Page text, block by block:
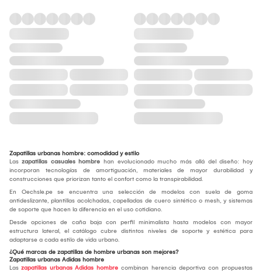
Zapatillas urbanas hombre: comodidad y estilo
Las zapatillas casuales hombre han evolucionado mucho más allá del diseño: hoy
incorporan tecnologías de amortiguación, materiales de mayor durabilidad y
construcciones que priorizan tanto el confort como la transpirabilidad.
En Oechsle.pe se encuentra una selección de modelos con suela de goma
antideslizante, plantillas acolchadas, capelladas de cuero sintético o mesh, y sistemas
de soporte que hacen la diferencia en el uso cotidiano.
Desde opciones de caña baja con perfil minimalista hasta modelos con mayor
estructura lateral, el catálogo cubre distintos niveles de soporte y estética para
adaptarse a cada estilo de vida urbano.
¿Qué marcas de zapatillas de hombre urbanas son mejores?
Zapatillas urbanas Adidas hombre
Las zapatillas urbanas Adidas hombre combinan herencia deportiva con propuestas